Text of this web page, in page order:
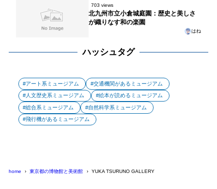
703 views
北九州市立小倉城庭園：歴史と美しさ
が織りなす和の楽園
はね
ハッシュタグ
アート系ミュージアム 交通機関があるミュージアム
人文歴史系ミュージアム 絵本が読めるミュージアム
総合系ミュージアム 自然科学系ミュージアム
飛行機があるミュージアム
home 東京都の博物館と美術館 YUKA TSURUNO GALLERY